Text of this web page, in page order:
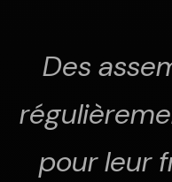
Des
pour leur